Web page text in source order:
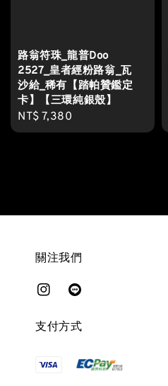
路翁符珠_龍普Doo
2527_皇者經粉路翁_瓦
沙給_稀有【踏帕贊鑑定
卡】【三環純銀殼】
Regular
price
NT$ 7,380
關注我們
支付方式